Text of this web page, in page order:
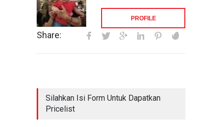
PROFILE
Share:
Silahkan Isi Form Untuk Dapatkan
Pricelist